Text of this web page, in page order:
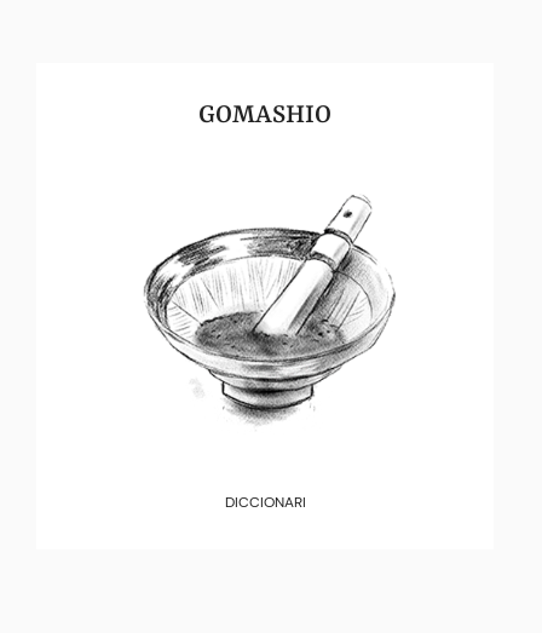
GOMASHIO
DICCIONARI